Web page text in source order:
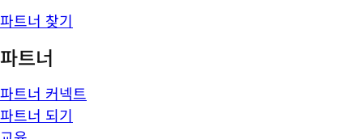
파트너 찾기
파트너
파트너 커넥트
파트너 되기